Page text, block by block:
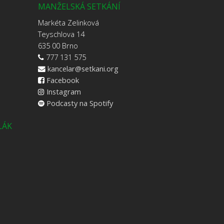
MANŽELSKÁ SETKÁNÍ
Markéta Zelinková
Teyschlova 14
635 00 Brno
777 131 575
kancelar@setkani.org
Facebook
Instagram
Podcasty na Spotify